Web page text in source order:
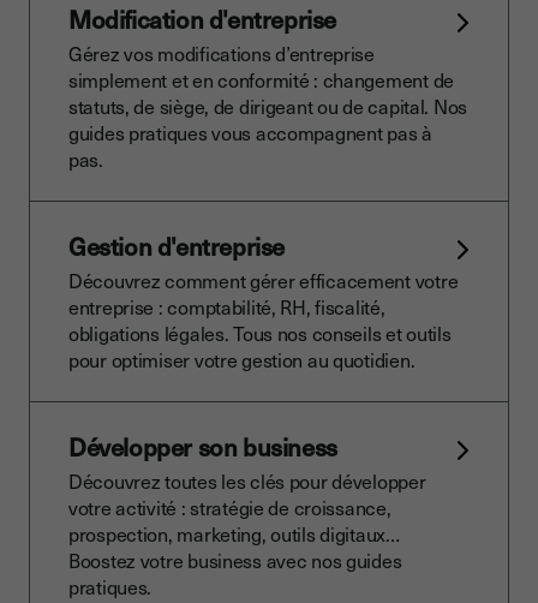
Modification d'entreprise
Gérez vos modifications d’entreprise
simplement et en conformité : changement de
statuts, de siège, de dirigeant ou de capital. Nos
guides pratiques vous accompagnent pas à
pas.
Gestion d'entreprise
Découvrez comment gérer efficacement votre
entreprise : comptabilité, RH, fiscalité,
obligations légales. Tous nos conseils et outils
pour optimiser votre gestion au quotidien.
Développer son business
Découvrez toutes les clés pour développer
votre activité : stratégie de croissance,
prospection, marketing, outils digitaux…
Boostez votre business avec nos guides
pratiques.